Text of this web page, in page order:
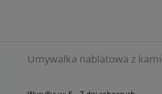
Umywalka nablatowa z